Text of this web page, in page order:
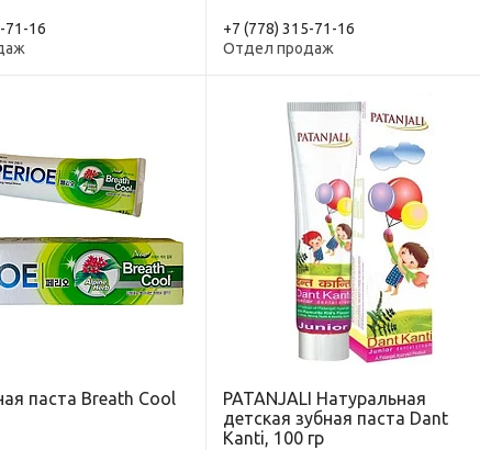
71-16
+7 (778) 315-71-16
Отдел продаж
паста Breath Cool
PATANJALI Натуральная
детская зубная паста Dant
Kanti, 100 гр